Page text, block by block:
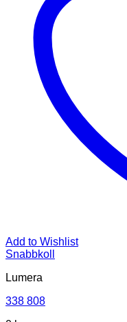
Add to Wishlist
Snabbkoll
Lumera
338 808